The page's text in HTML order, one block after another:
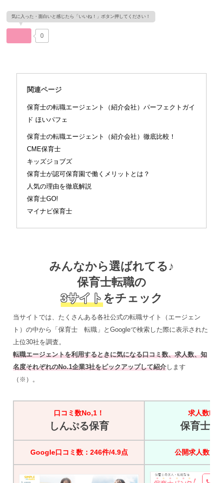
0
関連ページ
保育士の転職エージェント（紹介会社）パーフェクトガイ
ド ほいパフェ
保育士の転職エージェント（紹介会社）徹底比較！
CME保育士
キッズジョブズ
保育士が認可保育園で働くメリットとは？
人気の理由を徹底解説
保育士GO!
マイナビ保育士
みんなから選ばれてる♪
保育士転職の
3サイト をチェック
当サイトでは、たくさんある各社公式の転職サイト（エージェン
ト）の中から「保育士 転職」とGoogleで検索した際に表示された
上位30社を調査。
転職エージェントを利用するときに気になる口コミ数、求人数、知
名度それぞれのNo.1企業3社をピックアップして紹介します
（※）。
口コミ数No,1！
しんぷる保育
求人数
保育士バ
Google口コミ数：246件/4.9点 公開求人数：